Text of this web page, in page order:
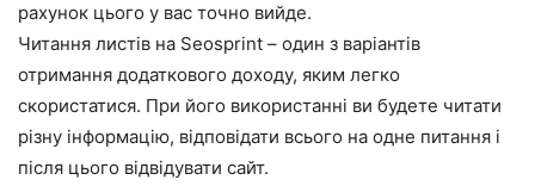
рахунок цього у вас точно вийде.
Читання листів на Seosprint – один з варіантів
отримання додаткового доходу, яким легко
скористатися. При його використанні ви будете читати
різну інформацію, відповідати всього на одне питання і
після цього відвідувати сайт.